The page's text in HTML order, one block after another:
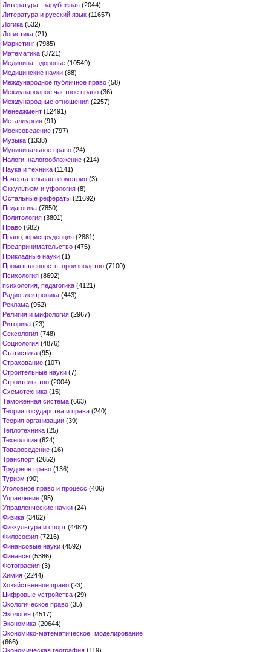
Литература : зарубежная (2044)
Литература и русский язык (11657)
Логика (532)
Логистика (21)
Маркетинг (7985)
Математика (3721)
Медицина, здоровье (10549)
Медицинские науки (88)
Международное публичное право (58)
Международное частное право (36)
Международные отношения (2257)
Менеджмент (12491)
Металлургия (91)
Москвоведение (797)
Музыка (1338)
Муниципальное право (24)
Налоги, налогообложение (214)
Наука и техника (1141)
Начертательная геометрия (3)
Оккультизм и уфология (8)
Остальные рефераты (21692)
Педагогика (7850)
Политология (3801)
Право (682)
Право, юриспруденция (2881)
Предпринимательство (475)
Прикладные науки (1)
Промышленность, производство (7100)
Психология (8692)
психология, педагогика (4121)
Радиоэлектроника (443)
Реклама (952)
Религия и мифология (2967)
Риторика (23)
Сексология (748)
Социология (4876)
Статистика (95)
Страхование (107)
Строительные науки (7)
Строительство (2004)
Схемотехника (15)
Таможенная система (663)
Теория государства и права (240)
Теория организации (39)
Теплотехника (25)
Технология (624)
Товароведение (16)
Транспорт (2652)
Трудовое право (136)
Туризм (90)
Уголовное право и процесс (406)
Управление (95)
Управленческие науки (24)
Физика (3462)
Физкультура и спорт (4482)
Философия (7216)
Финансовые науки (4592)
Финансы (5386)
Фотография (3)
Химия (2244)
Хозяйственное право (23)
Цифровые устройства (29)
Экологическое право (35)
Экология (4517)
Экономика (20644)
Экономико-математическое моделирование
(666)
Экономическая география (119)